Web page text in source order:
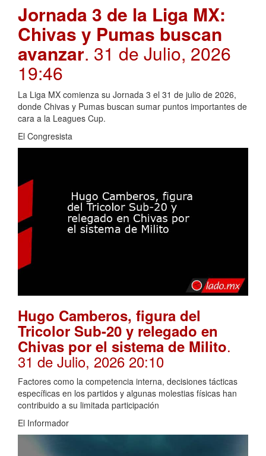
Jornada 3 de la Liga MX:
Chivas y Pumas buscan
avanzar. 31 de Julio, 2026
19:46
La Liga MX comienza su Jornada 3 el 31 de julio de 2026,
donde Chivas y Pumas buscan sumar puntos importantes de
cara a la Leagues Cup.
El Congresista
Hugo Camberos, figura del
Tricolor Sub-20 y relegado en
Chivas por el sistema de Milito.
31 de Julio, 2026 20:10
Factores como la competencia interna, decisiones tácticas
específicas en los partidos y algunas molestias físicas han
contribuido a su limitada participación
El Informador